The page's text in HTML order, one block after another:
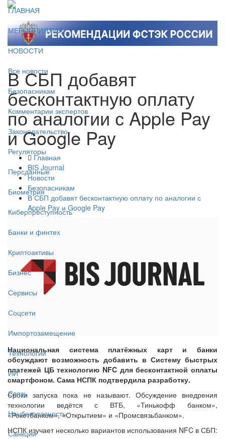
ГЛАВНАЯ
МЕРОПРИЯТИЯ
НОВОСТИ
Все новости
Безопасникам
Комментарии экспертов
Законодательство
Регуляторы
Персданные
Биометрия
Киберпреступность
Банки и финтех
Криптоактивы
Бизнес
Сервисы
Соцсети
Импортозамещение
Технологии
ИИ
Связь
Нацбезопасность
Санкции
В СБП добавят
бесконтактную оплату
по аналогии с Apple Pay
и Google Pay
Главная
BIS Journal
Новости
Безопасникам
В СБП добавят бесконтактную оплату по аналогии с
Apple Pay и Google Pay
Национальная система платёжных карт и банки
обсуждают возможность добавить в Систему быстрых
платежей ЦБ технологию NFC для бесконтактной оплаты
смартфоном. Сама НСПК подтвердила разработку.
Сроки запуска пока не называют. Обсуждение внедрения
технологии ведётся с ВТБ, «Тинькофф банком»,
«Рокетбанком», «Открытием» и «Промсвязьбанком».
НСПК изучает несколько вариантов использования NFC в СБП: